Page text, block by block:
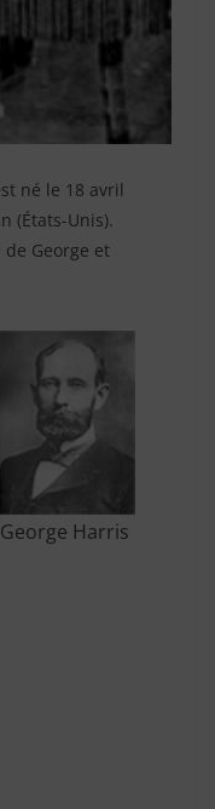
né le 18 avril
(États-Unis).
George et
George Harris